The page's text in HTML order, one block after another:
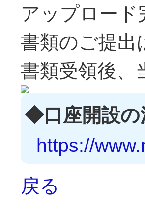
アップロー
書類のご提出
書類受領後、
◆口座開設の
https://
戻る